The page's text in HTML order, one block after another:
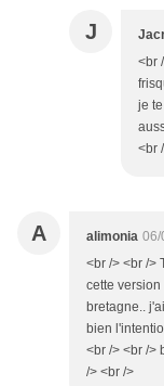
J
<br
je
<br
A alimonia 06/
<br /> <br />
cette version
bretagne..
bien
<br /> <br />
/> <br />